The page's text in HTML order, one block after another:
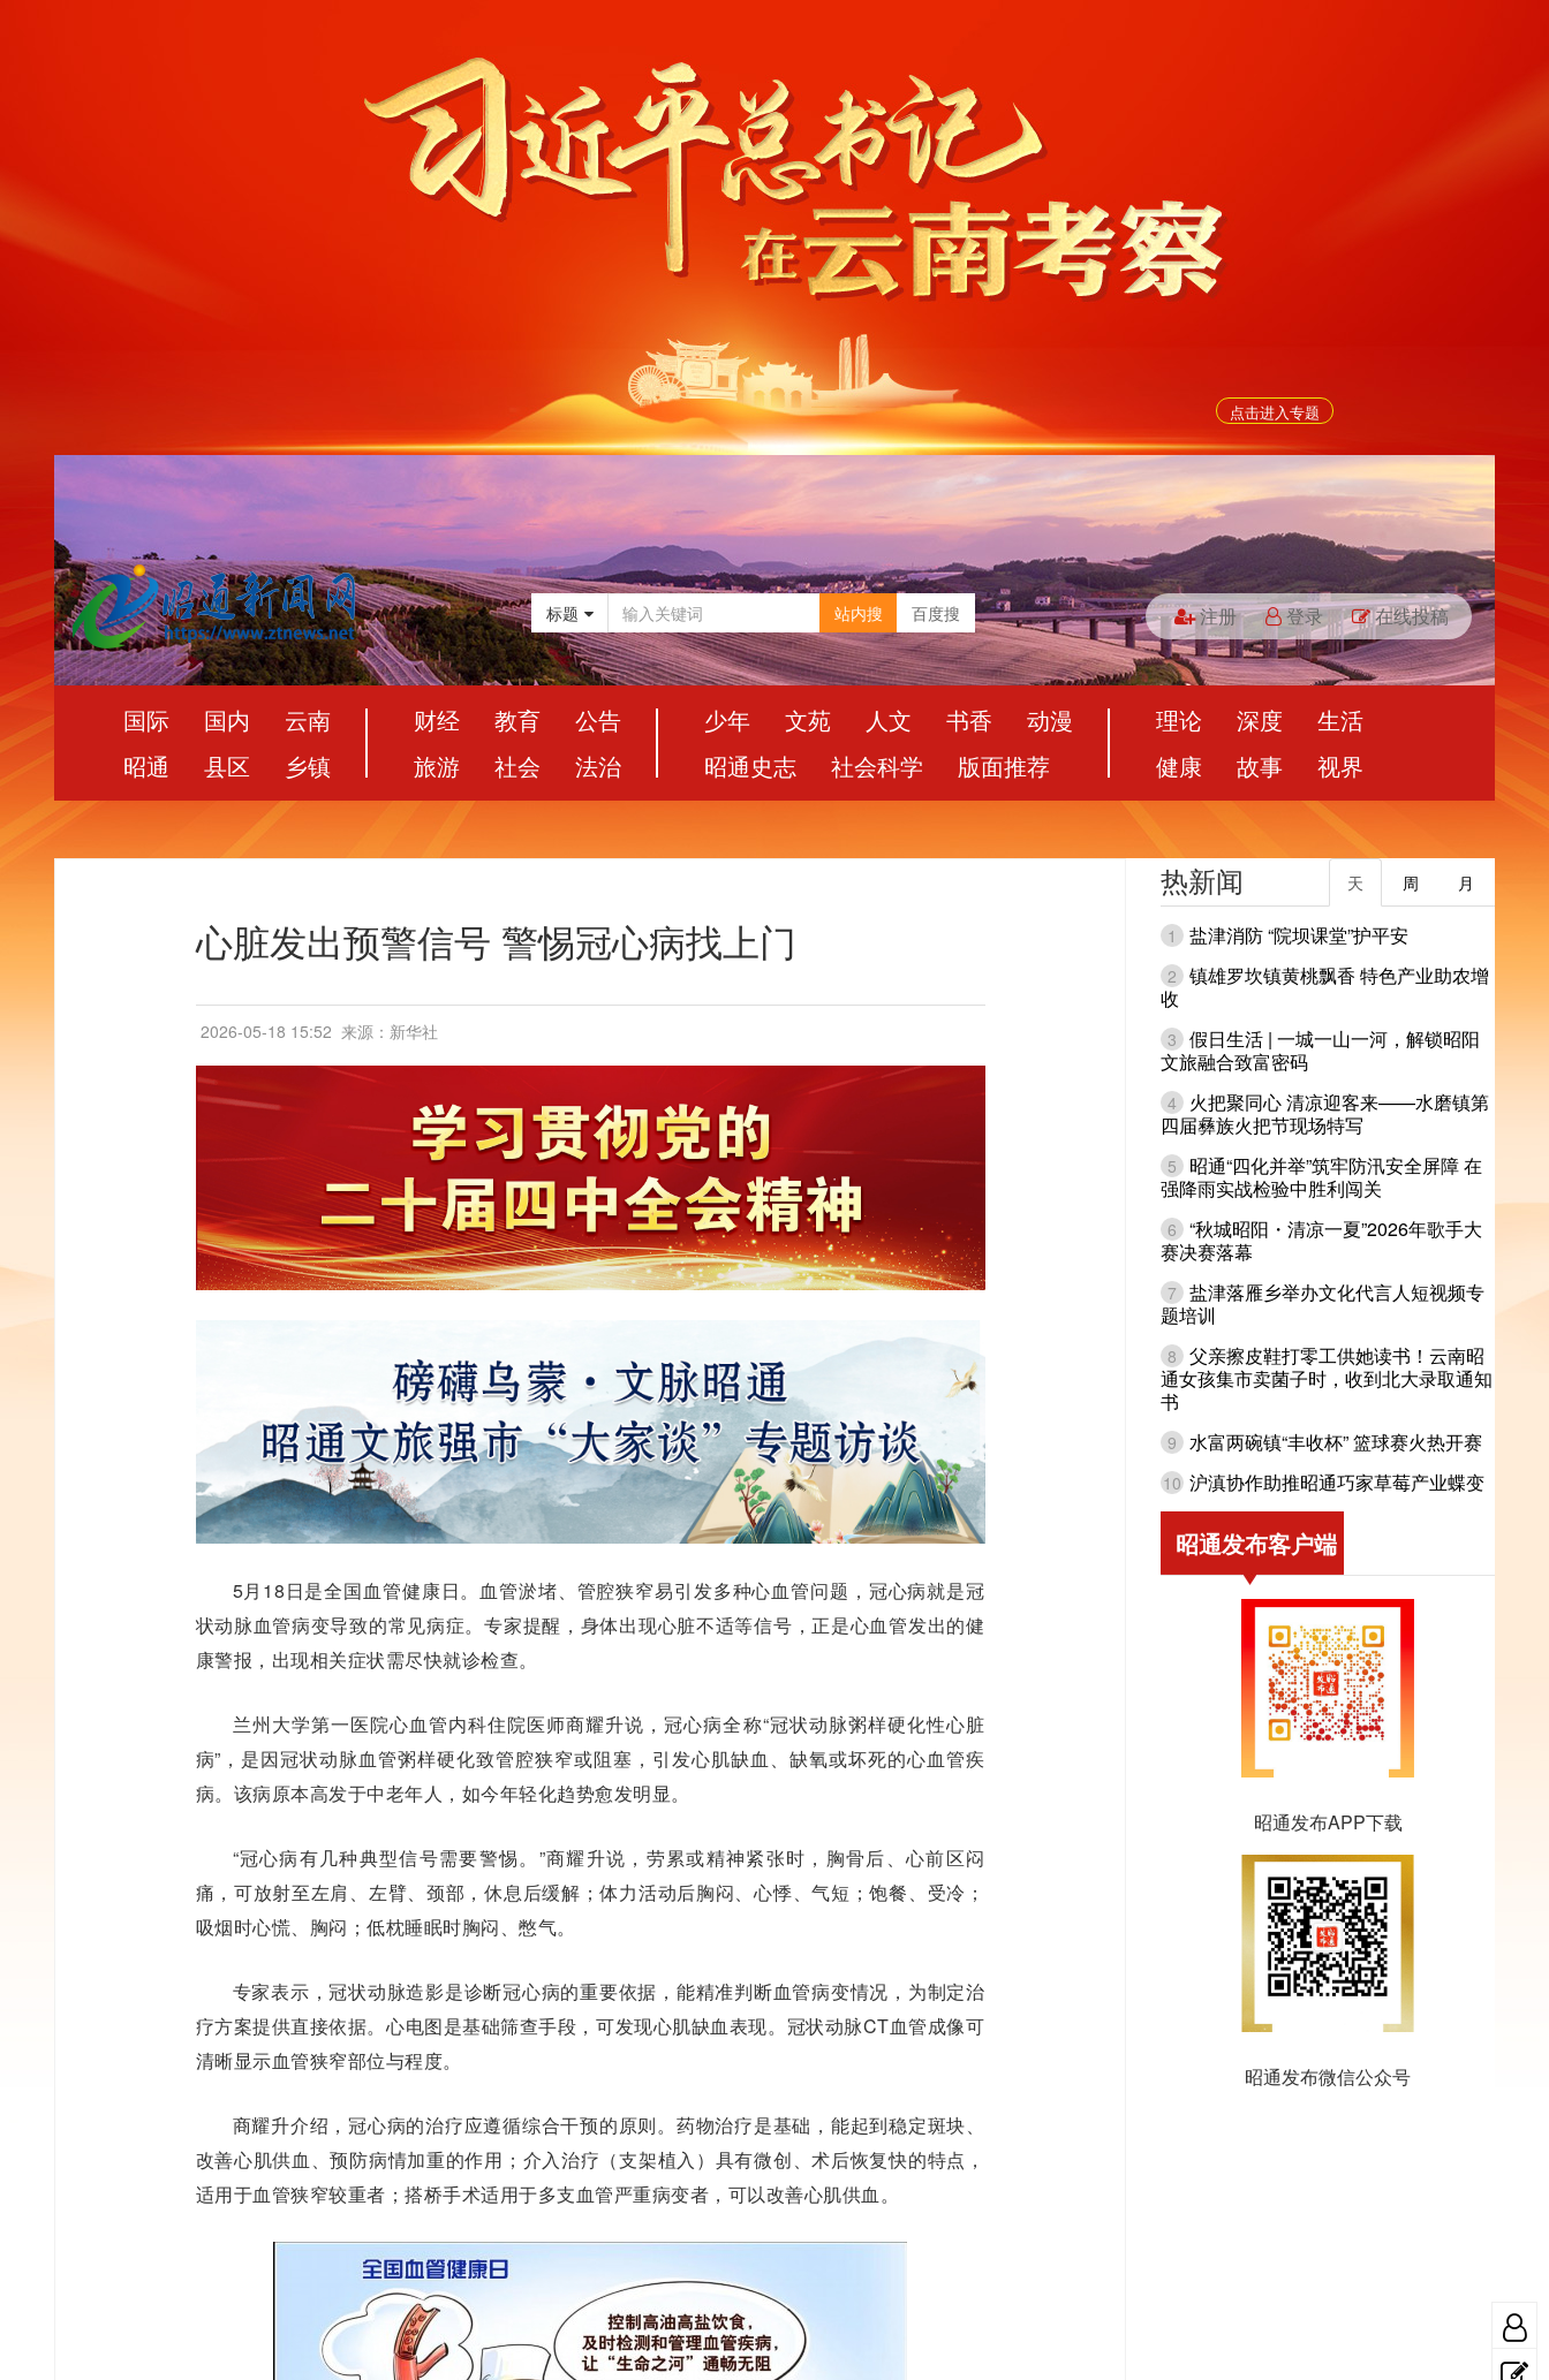
点击进入专题
标题 站内搜 百度搜 注册 登录 在线投稿
国际 国内
云南
昭通
县区 乡镇
财经 教育
公告
旅游
社会 法治
少年 文苑 人文 书香
动漫
昭通史志
社会科学 版面推荐
理论 深度
生活
健康
故事 视界
心脏发出预警信号 警惕冠心病找上门
2026-05-18 15:52 来源：新华社
5月18日是全国血管健康日。血管淤堵、管腔狭窄易引发多种心血管问题，冠心病就是冠
状动脉血管病变导致的常见病症。专家提醒，身体出现心脏不适等信号，正是心血管发出的健
康警报，出现相关症状需尽快就诊检查。
兰州大学第一医院心血管内科住院医师商耀升说，冠心病全称“冠状动脉粥样硬化性心脏
病”，是因冠状动脉血管粥样硬化致管腔狭窄或阻塞，引发心肌缺血、缺氧或坏死的心血管疾
病。该病原本高发于中老年人，如今年轻化趋势愈发明显。
“冠心病有几种典型信号需要警惕。”商耀升说，劳累或精神紧张时，胸骨后、心前区闷
痛，可放射至左肩、左臂、颈部，休息后缓解；体力活动后胸闷、心悸、气短；饱餐、受冷；
吸烟时心慌、胸闷；低枕睡眠时胸闷、憋气。
专家表示，冠状动脉造影是诊断冠心病的重要依据，能精准判断血管病变情况，为制定治
疗方案提供直接依据。心电图是基础筛查手段，可发现心肌缺血表现。冠状动脉CT血管成像可
清晰显示血管狭窄部位与程度。
商耀升介绍，冠心病的治疗应遵循综合干预的原则。药物治疗是基础，能起到稳定斑块、
改善心肌供血、预防病情加重的作用；介入治疗（支架植入）具有微创、术后恢复快的特点，
适用于血管狭窄较重者；搭桥手术适用于多支血管严重病变者，可以改善心肌供血。
热新闻 月
周
天
1 盐津消防 “院坝课堂”护平安
2 镇雄罗坎镇黄桃飘香 特色产业助农增
收
3 假日生活 | 一城一山一河，解锁昭阳
文旅融合致富密码
4
火把聚同心 清凉迎客来——水磨镇第
四届彝族火把节现场特写
5
昭通“四化并举”筑牢防汛安全屏障 在
强降雨实战检验中胜利闯关
6 “秋城昭阳・清凉一夏”2026年歌手大
赛决赛落幕
7 盐津落雁乡举办文化代言人短视频专
题培训
8 父亲擦皮鞋打零工供她读书！云南昭
通女孩集市卖菌子时，收到北大录取通知
书
9 水富两碗镇“丰收杯” 篮球赛火热开赛
10 沪滇协作助推昭通巧家草莓产业蝶变
昭通发布客户端
昭通发布APP下载
昭通发布微信公众号